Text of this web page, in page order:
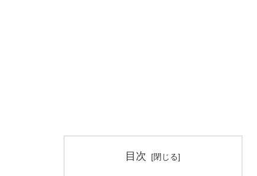
目次